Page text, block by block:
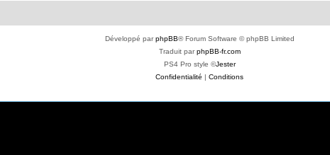
Développé parphpBB® Forum Software © phpBB Limited
Traduit parphpBB-fr.com
PS4 Pro style ©Jester
Confidentialité | Conditions